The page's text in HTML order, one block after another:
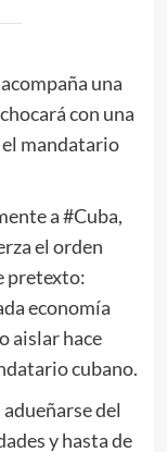
una
con una
mandatario
a #Cuba,
el orden
pretexto:
economía
aislar hace
cubano.
del
y hasta de